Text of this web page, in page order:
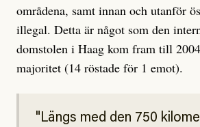
områdena, samt innan och utanför
illegal. Detta är något som den
domstolen i Haag kom fram till
majoritet (14 röstade för 1 emot).
Längs med den 750